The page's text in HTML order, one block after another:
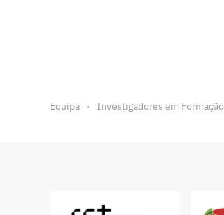
Equipa Investigadores em Formação